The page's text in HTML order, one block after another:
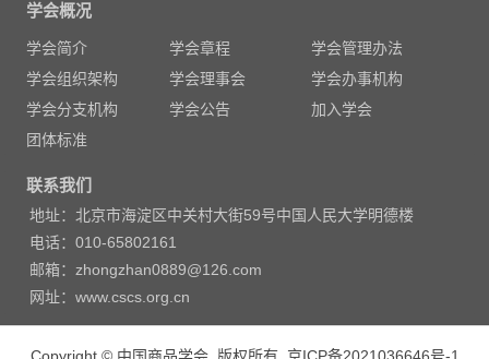
学会概况
学会简介 学会章程
学会管理办法
学会组织架构
学会理事会
学会办事机构
学会分支机构
学会公告
加入学会
团体标准
联系我们
地址：北京市海淀区中关村大街59号中国人民大学明德楼
电话：010-65802161
邮箱：zhongzhan0889@126.com
网址：www.cscs.org.cn